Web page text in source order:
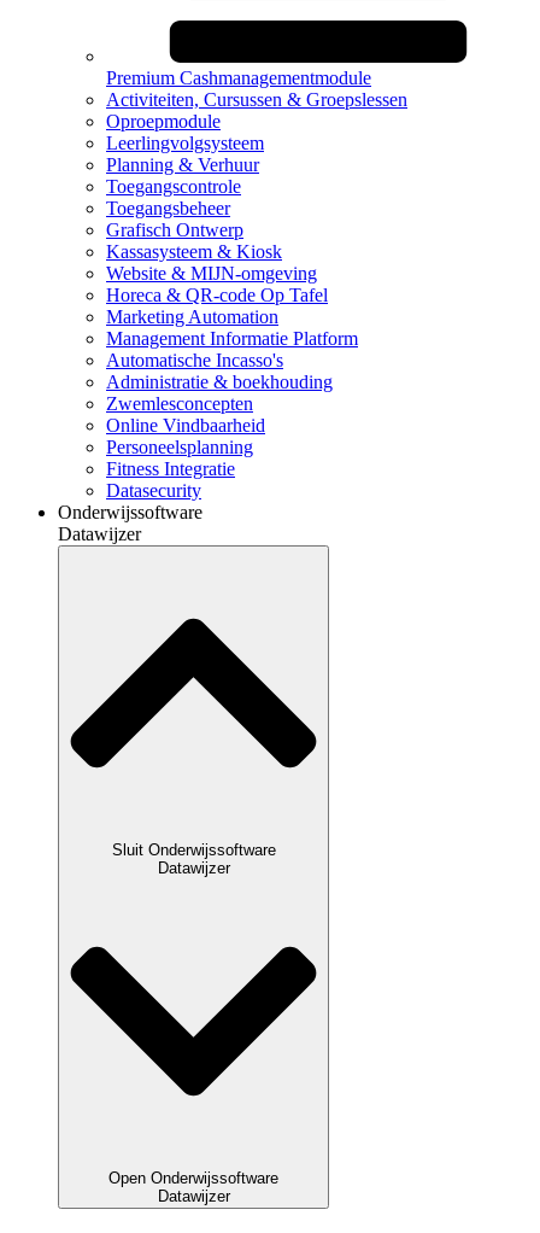
Premium Cashmanagementmodule
Activiteiten, Cursussen & Groepslessen
Oproepmodule
Leerlingvolgsysteem
Planning & Verhuur
Toegangscontrole
Toegangsbeheer
Grafisch Ontwerp
Kassasysteem & Kiosk
Website & MIJN-omgeving
Horeca & QR-code Op Tafel
Marketing Automation
Management Informatie Platform
Automatische Incasso's
Administratie & boekhouding
Zwemlesconcepten
Online Vindbaarheid
Personeelsplanning
Fitness Integratie
Datasecurity
Onderwijssoftware
Datawijzer
Sluit Onderwijssoftware
Datawijzer
Open Onderwijssoftware
Datawijzer